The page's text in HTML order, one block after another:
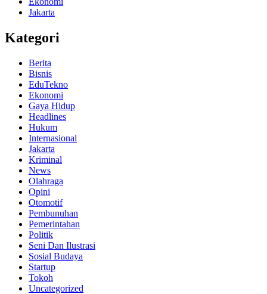
Jakarta
Kategori
Berita
Bisnis
EduTekno
Ekonomi
Gaya Hidup
Headlines
Hukum
Internasional
Jakarta
Kriminal
News
Olahraga
Opini
Otomotif
Pembunuhan
Pemerintahan
Politik
Seni Dan Ilustrasi
Sosial Budaya
Startup
Tokoh
Uncategorized